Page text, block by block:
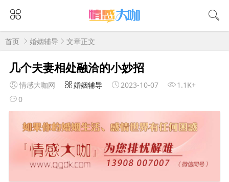
首页 婚姻辅导 文章正文
几个夫妻相处融洽的小妙招
情感大咖网 婚姻辅导 2023-10-07
1.1K+
0